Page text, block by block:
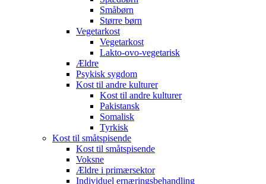
Småbørn
Større børn
Vegetarkost
Vegetarkost
Lakto-ovo-vegetarisk
Ældre
Psykisk sygdom
Kost til andre kulturer
Kost til andre kulturer
Pakistansk
Somalisk
Tyrkisk
Kost til småtspisende
Kost til småtspisende
Voksne
Ældre i primærsektor
Individuel ernæringsbehandling